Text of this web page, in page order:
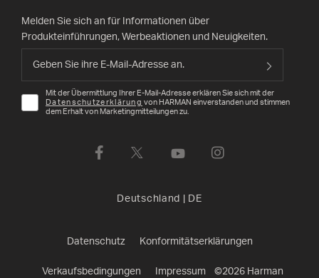
Melden Sie sich an für Informationen über
Produkteinführungen, Werbeaktionen und Neuigkeiten.
Mit der Übermittlung Ihrer E-Mail-Adresse erklären Sie sich mit der
Datenschutzerklärung von HARMAN einverstanden und stimmen
dem Erhalt von Marketingmitteilungen zu.
Deutschland DE
Datenschutz Konformitätserklärungen
Verkaufsbedingungen Impressum ©2026Harman